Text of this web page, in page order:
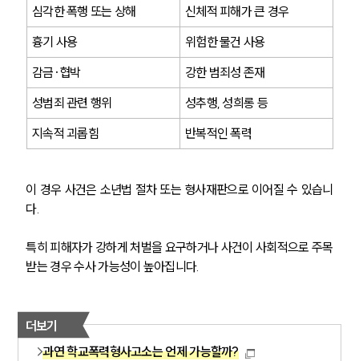
심각한 폭행 또는 상해
신체적 피해가 큰 경우
흉기 사용
위험한 물건 사용
감금·협박
강한 범죄성 존재
성범죄 관련 행위
성추행, 성희롱 등
지속적 괴롭힘
반복적인 폭력
이 경우 사건은 소년법 절차 또는 형사재판으로 이어질 수 있습니
다.
특히 피해자가 강하게 처벌을 요구하거나 사건이 사회적으로 주목
받는 경우 수사 가능성이 높아집니다.
더보기
과연 학교폭력형사고소는 언제 가능할까?